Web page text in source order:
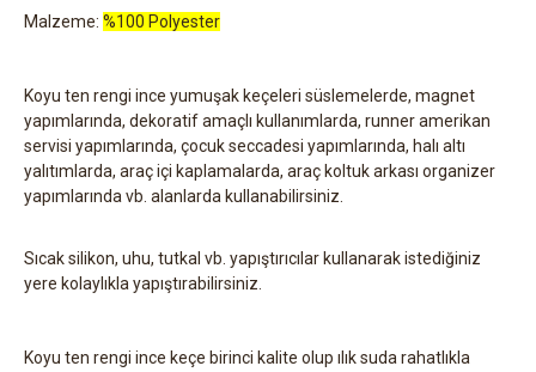
Malzeme: %100 Polyester
Koyu ten rengi ince yumuşak keçeleri süslemelerde, magnet
yapımlarında, dekoratif amaçlı kullanımlarda, runner amerikan
servisi yapımlarında, çocuk seccadesi yapımlarında, halı altı
yalıtımlarda, araç içi kaplamalarda, araç koltuk arkası organizer
yapımlarında vb. alanlarda kullanabilirsiniz.
Sıcak silikon, uhu, tutkal vb. yapıştırıcılar kullanarak istediğiniz
yere kolaylıkla yapıştırabilirsiniz.
Koyu ten rengi ince keçe birinci kalite olup ılık suda rahatlıkla